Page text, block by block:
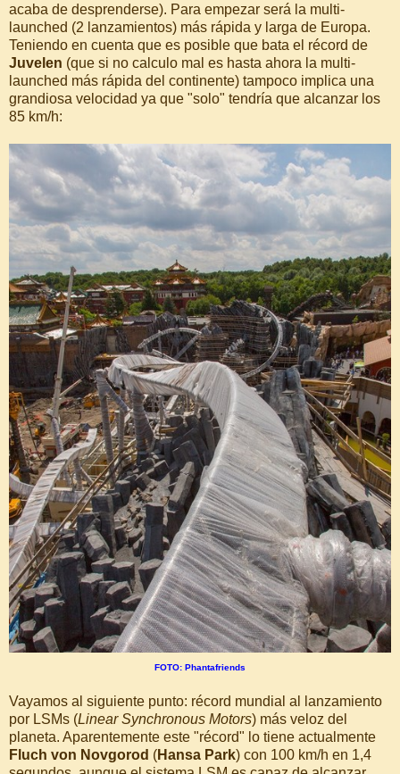
acaba de desprenderse). Para empezar será la multi-
launched (2 lanzamientos) más rápida y larga de Europa.
Teniendo en cuenta que es posible que bata el récord de
Juvelen (que si no calculo mal es hasta ahora la multi-
launched más rápida del continente) tampoco implica una
grandiosa velocidad ya que "solo" tendría que alcanzar los
85 km/h:
FOTO: Phantafriends
Vayamos al siguiente punto: récord mundial al lanzamiento
por LSMs (Linear Synchronous Motors) más veloz del
planeta. Aparentemente este "récord" lo tiene actualmente
Fluch von Novgorod (Hansa Park) con 100 km/h en 1,4